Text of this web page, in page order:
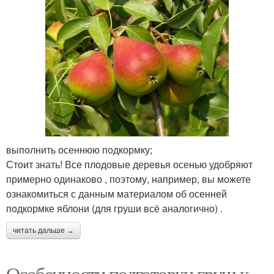
выполнить осеннюю подкормку;
Стоит знать! Все плодовые деревья осенью удобряют
примерно одинаково , поэтому, например, вы можете
ознакомиться с данным материалом об осенней
подкормке яблони (для груши всё аналогично) .
читать дальше →